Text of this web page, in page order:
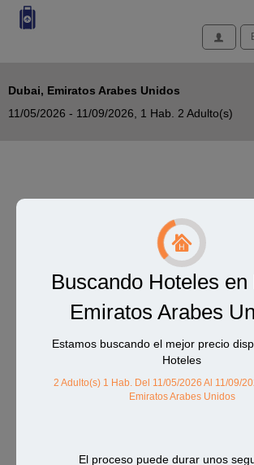
Dubai, Emiratos Arabes Unidos
11/05/2026 - 11/09/2026,
1 Hab. 2 Adulto(s)
Buscando Hoteles en
Emiratos Arabes
Estamos buscando el mejor precio
Hoteles
2 Adulto(s) 1 Hab. Del 11/05/2026 Al 11/09/
Emiratos Arabes Unidos
El proceso puede durar unos